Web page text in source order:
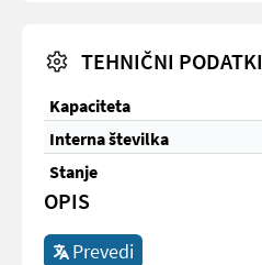
TEHNIČNI PODATKI
Kapaciteta
Interna številka
Stanje
OPIS
Prevedi